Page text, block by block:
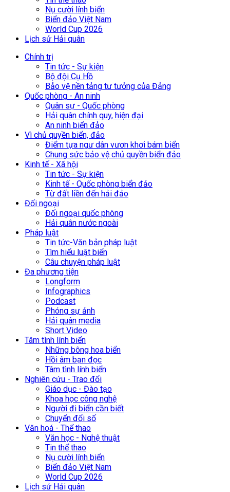
Nụ cười lính biển
Biển đảo Việt Nam
World Cup 2026
Lịch sử Hải quân
Chính trị
Tin tức - Sự kiện
Bộ đội Cụ Hồ
Bảo vệ nền tảng tư tưởng của Đảng
Quốc phòng - An ninh
Quân sự - Quốc phòng
Hải quân chính quy, hiện đại
An ninh biển đảo
Vì chủ quyền biển, đảo
Điểm tựa ngư dân vươn khơi bám biển
Chung sức bảo vệ chủ quyền biển đảo
Kinh tế - Xã hội
Tin tức - Sự kiện
Kinh tế - Quốc phòng biển đảo
Từ đất liền đến hải đảo
Đối ngoại
Đối ngoại quốc phòng
Hải quân nước ngoài
Pháp luật
Tin tức-Văn bản pháp luật
Tìm hiểu luật biển
Câu chuyện pháp luật
Đa phương tiện
Longform
Infographics
Podcast
Phóng sự ảnh
Hải quân media
Short Video
Tâm tình lính biển
Những bông hoa biển
Hồi âm bạn đọc
Tâm tình lính biển
Nghiên cứu - Trao đổi
Giáo dục - Đào tạo
Khoa học công nghệ
Người đi biển cần biết
Chuyển đổi số
Văn hoá - Thể thao
Văn học - Nghệ thuật
Tin thể thao
Nụ cười lính biển
Biển đảo Việt Nam
World Cup 2026
Lịch sử Hải quân